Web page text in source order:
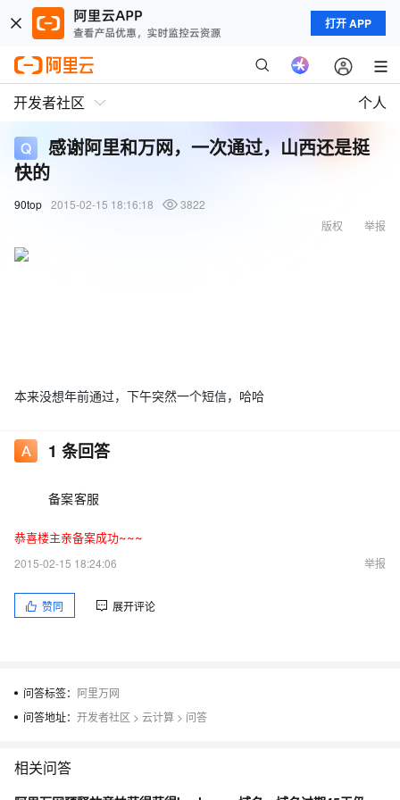
打开 APP
开发者社区 个人
感谢阿里和万网，一次通过，山西还是挺
快的
90top 2015-02-15 18:16:18
3822
举报
版权
本来没想年前通过，下午突然一个短信，哈哈
1 条回答
备案客服
恭喜楼主亲备案成功~~~
2015-02-15 18:24:06 举报
赞同 展开评论
问答标签： 阿里万网
问答地址： 开发者社区 > 云计算 > 问答
相关问答